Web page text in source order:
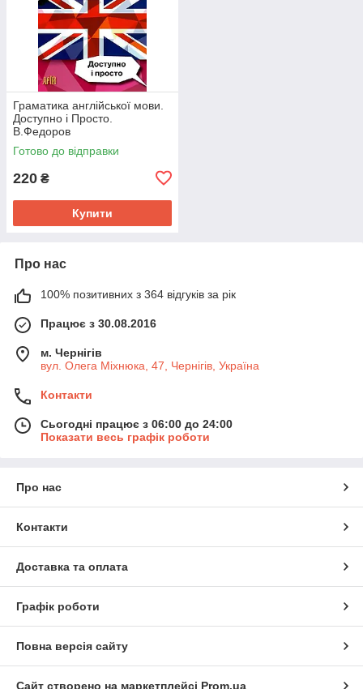
Граматика англійської мови.
Доступно і Просто.
В.Федоров
Готово до відправки
220 ₴
Купити
Про нас
100% позитивних з 364 відгуків за рік
Працює з 30.08.2016
м. Чернігів
вул. Олега Міхнюка, 47, Чернігів, Україна
Контакти
Сьогодні працює з 06:00 до 24:00
Показати весь графік роботи
Про нас
Контакти
Доставка та оплата
Графік роботи
Повна версія сайту
Сайт створено на маркетплейсі Prom.ua